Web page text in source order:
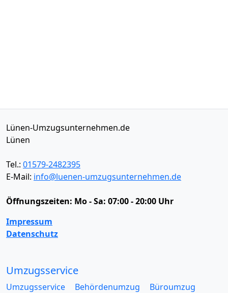
Lünen-Umzugsunternehmen.de
Lünen
Tel.: 01579-2482395
E-Mail: info@luenen-umzugsunternehmen.de
Öffnungszeiten: Mo - Sa: 07:00 - 20:00 Uhr
Impressum
Datenschutz
Umzugsservice
Umzugsservice Behördenumzug
Büroumzug